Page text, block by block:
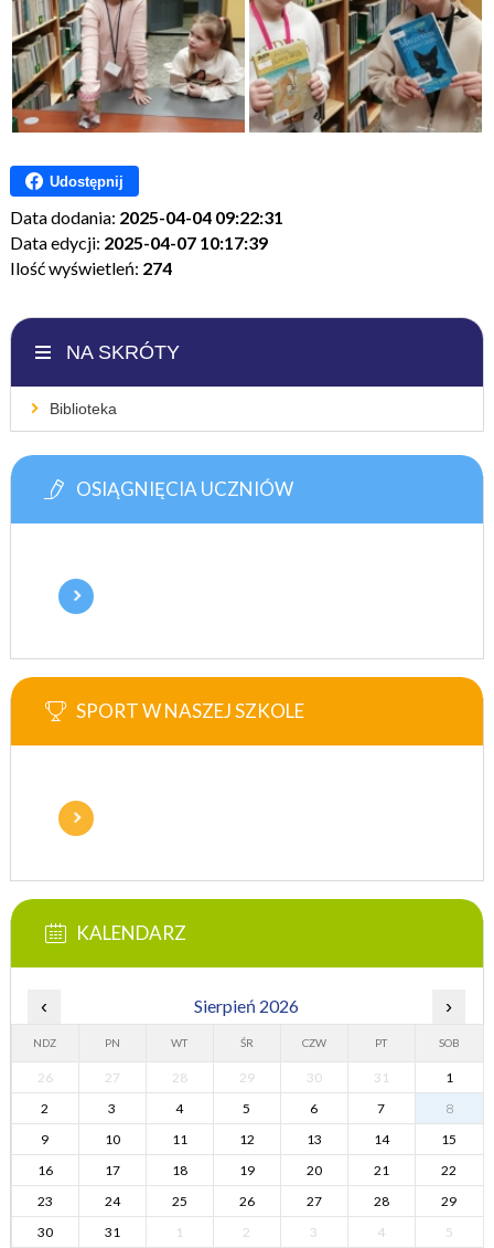
Udostępnij
Data dodania: 2025-04-04 09:22:31
Data edycji: 2025-04-07 10:17:39
Ilość wyświetleń: 274
NA SKRÓTY
Biblioteka
OSIĄGNIĘCIA UCZNIÓW
SPORT W NASZEJ SZKOLE
KALENDARZ
‹ Sierpień 2026 ›
NDZ PN WT ŚR CZW PT SOB
26 27 28 29 30 31
1
2
3 4 5 6 7
8
9
10 11 12 13 14
15
16
17 18 19 20 21
22
23
24 25 26 27 28
29
30
31 1 2 3 4 5